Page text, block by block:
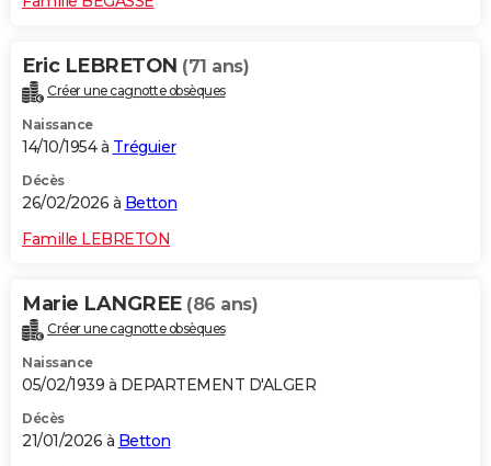
Eric LEBRETON (71 ans)
Créer une cagnotte obsèques
Naissance
14/10/1954 à Tréguier
Décès
26/02/2026 à Betton
Famille LEBRETON
Marie LANGREE (86 ans)
Créer une cagnotte obsèques
Naissance
05/02/1939 à DEPARTEMENT D'ALGER
Décès
21/01/2026 à Betton